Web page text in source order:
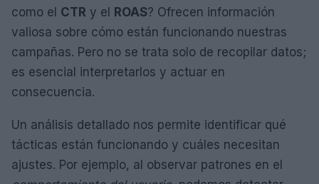
como el CTR y el ROAS? Ofrecen información
valiosa sobre cómo están funcionando nuestras
campañas. Pero no se trata solo de recopilar datos;
es esencial interpretarlos y actuar en
consecuencia.
Un análisis detallado nos permite identificar qué
tácticas están funcionando y cuáles necesitan
ajustes. Por ejemplo, al observar patrones en el